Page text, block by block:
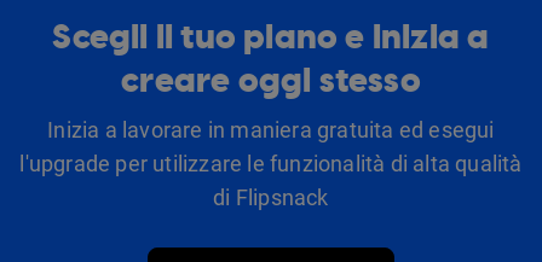
Scegli il tuo piano e inizia a
creare oggi stesso
Inizia a lavorare in maniera gratuita ed esegui
l'upgrade per utilizzare le funzionalità di alta qualità
di Flipsnack